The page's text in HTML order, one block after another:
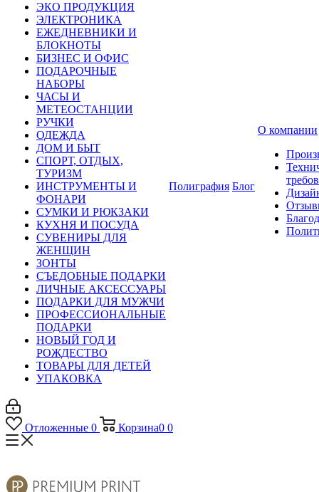
ЭКО ПРОДУКЦИЯ
ЭЛЕКТРОНИКА
ЕЖЕДНЕВНИКИ И
БЛОКНОТЫ
БИЗНЕС И ОФИС
ПОДАРОЧНЫЕ
НАБОРЫ
ЧАСЫ И
МЕТЕОСТАНЦИИ
РУЧКИ
ОДЕЖДА
ДОМ И БЫТ
СПОРТ, ОТДЫХ,
ТУРИЗМ
ИНСТРУМЕНТЫ И
ФОНАРИ
СУМКИ И РЮКЗАКИ
КУХНЯ И ПОСУДА
СУВЕНИРЫ ДЛЯ
ЖЕНЩИН
ЗОНТЫ
СЪЕДОБНЫЕ ПОДАРКИ
ЛИЧНЫЕ АКСЕССУАРЫ
ПОДАРКИ ДЛЯ МУЖЧИ
ПРОФЕССИОНАЛЬНЫЕ
ПОДАРКИ
НОВЫЙ ГОД И
РОЖДЕСТВО
ТОВАРЫ ДЛЯ ДЕТЕЙ
УПАКОВКА
Полиграфия Блог
О компании
Отложенные 0 Корзина0 0